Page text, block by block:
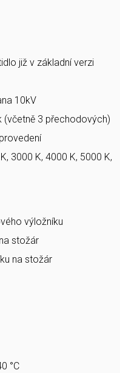
již v základní verzi
10kV
(včetně 3 přechodových)
3000 K, 4000 K, 5000 K,
výložníku
stožár
na stožár
°C